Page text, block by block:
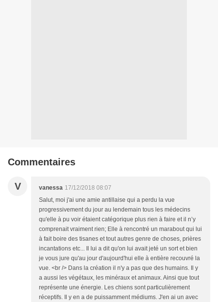
Commentaires
V vanessa 17/12/2018 08:07
Salut, moi j'ai une amie antillaise qui a perdu la vue
progressivement du jour au lendemain tous les médecins
qu'elle à pu voir étaient catégorique plus rien à faire et il n’y
comprenait vraiment rien; Elle à rencontré un marabout qui lui
à fait boire des tisanes et tout autres genre de choses, prières
incantations etc... Il lui a dit qu'on lui avait jeté un sort et bien
je vous jure qu'au jour d'aujourd'hui elle à entière recouvré la
vue. <br /> Dans la création il n'y a pas que des humains. Il y
a aussi les végétaux, les minéraux et animaux. Ainsi que tout
représente une énergie. Les chiens sont particulièrement
réceptifs. Il y en a de puissamment médiums. J'en ai un avec